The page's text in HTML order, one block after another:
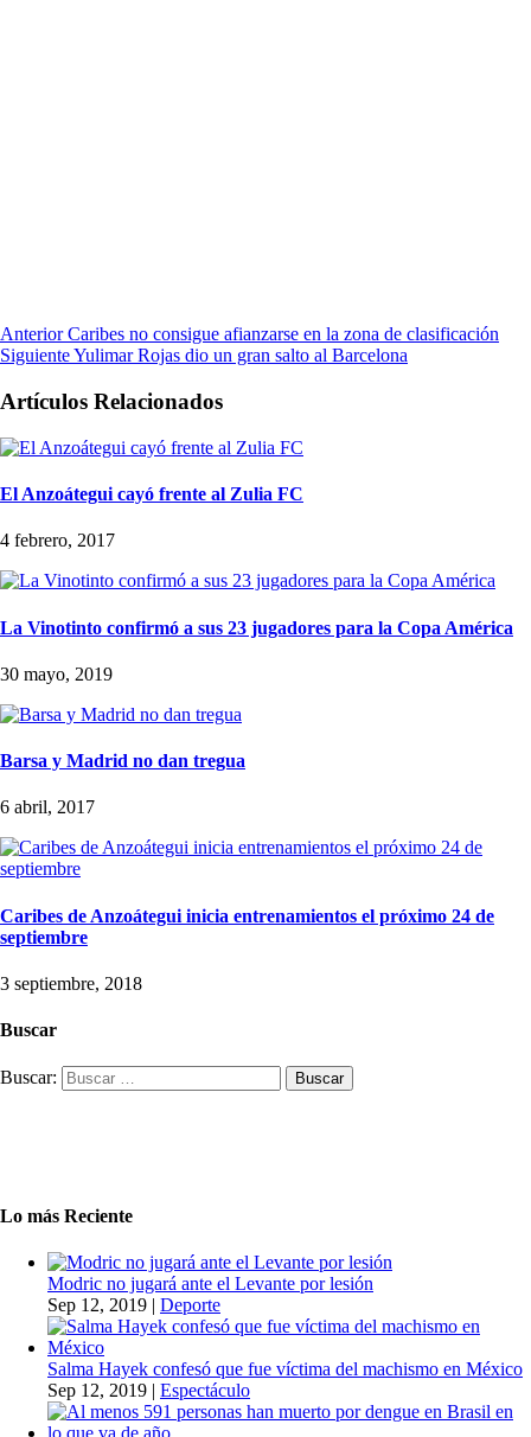
Anterior Caribes no consigue afianzarse en la zona de clasificación
SiguienteYulimar Rojas dio un gran salto al Barcelona
Artículos Relacionados
El Anzoátegui cayó frente al Zulia FC
4 febrero, 2017
La Vinotinto confirmó a sus 23 jugadores para la Copa América
30 mayo, 2019
Barsa y Madrid no dan tregua
6 abril, 2017
Caribes de Anzoátegui inicia entrenamientos el próximo 24 de
septiembre
3 septiembre, 2018
Buscar
Buscar:
Lo más Reciente
Modric no jugará ante el Levante por lesión
Sep 12, 2019 | Deporte
Salma Hayek confesó que fue víctima del machismo en México
Sep 12, 2019 | Espectáculo